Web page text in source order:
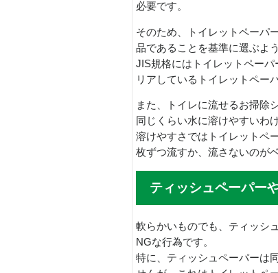
必要です。
そのため、トイレットペーパ
品であることを基準に選ぶよ
JIS規格にはトイレットペー
リアしているトイレットペー
また、トイレに流せるお掃除
同じくらい水に溶けやすいわ
溶けやすさではトイレットペ
枚ずつ流すか、流さないのが
ティッシュペーパー
軟らかいものでも、ティッシ
NGな行為です。
特に、ティッシュペーパーは